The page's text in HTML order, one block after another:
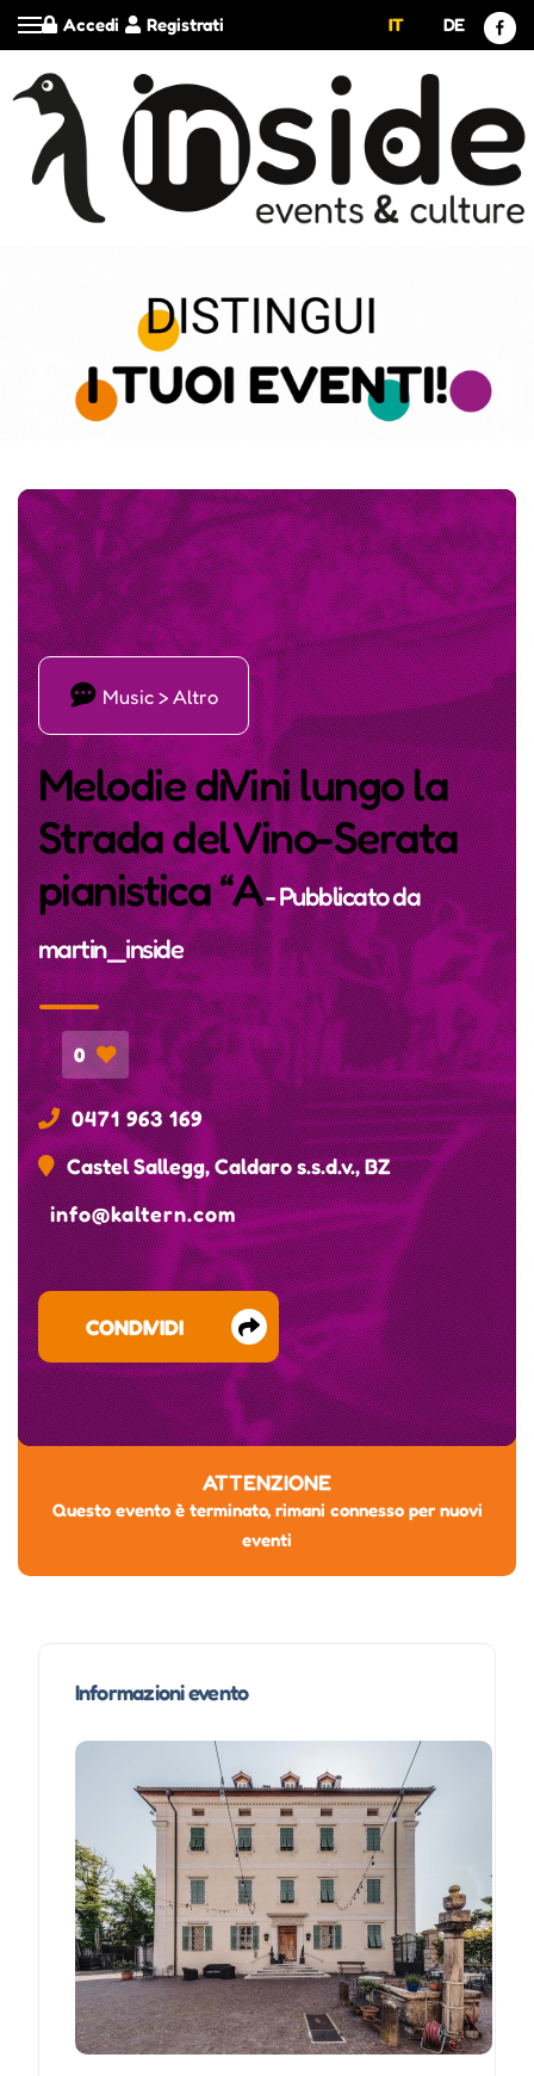
Registrati
Accedi IT DE
ı Music > Altro
Melodie diVini lungo la
Strada del Vino-Serata
pianistica “A- Pubblicato da
martin_inside
0
0471 963 169
Castel Sallegg, Caldaro s.s.d.v., BZ
info@kaltern.com
CONDIVIDI
ATTENZIONE
Questo evento è terminato, rimani connesso per nuovi
eventi
Informazioni evento